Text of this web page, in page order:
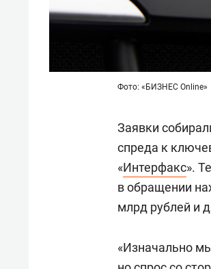
Фото: «БИЗНЕС Online»
Заявки
спреда к
«Интерфакс».
в обращении
млрд рублей и
«Изначально